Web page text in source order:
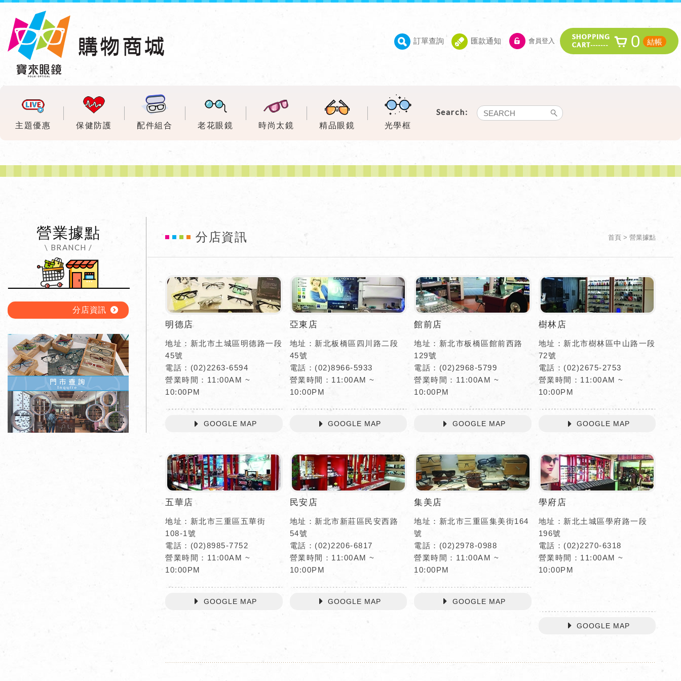
訂單查詢 匯款通知 會員登入 0 結帳
主題優惠 保健防護 配件組合 老花眼鏡 時尚太鏡 精品眼鏡 光學框
營業據點
\ BRANCH /
分店資訊
首頁 營業據點
分店資訊
明德店
地址：新北市土城區明德路一段
45號
電話：(02)2263-6594
營業時間：11:00AM ~
10:00PM
GOOGLE MAP
亞東店
地址：新北板橋區四川路二段
45號
電話：(02)8966-5933
營業時間：11:00AM ~
10:00PM
GOOGLE MAP
館前店
地址：新北市板橋區館前西路
129號
電話：(02)2968-5799
營業時間：11:00AM ~
10:00PM
GOOGLE MAP
樹林店
地址：新北市樹林區中山路一段
72號
電話：(02)2675-2753
營業時間：11:00AM ~
10:00PM
GOOGLE MAP
五華店
地址：新北市三重區五華街
108-1號
電話：(02)8985-7752
營業時間：11:00AM ~
10:00PM
GOOGLE MAP
民安店
地址：新北市新莊區民安西路
54號
電話：(02)2206-6817
營業時間：11:00AM ~
10:00PM
GOOGLE MAP
集美店
地址：新北市三重區集美街164
號
電話：(02)2978-0988
營業時間：11:00AM ~
10:00PM
GOOGLE MAP
學府店
地址：新北土城區學府路一段
196號
電話：(02)2270-6318
營業時間：11:00AM ~
10:00PM
GOOGLE MAP